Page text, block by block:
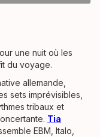
une nuit où les
du voyage.
allemande,
sets imprévisibles,
tribaux et
Tia
EBM, Italo,